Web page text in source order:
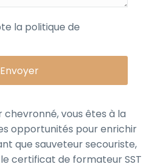
la politique de
vous êtes à la
opportunités pour enrichir
que sauveteur secouriste,
certificat de formateur SST